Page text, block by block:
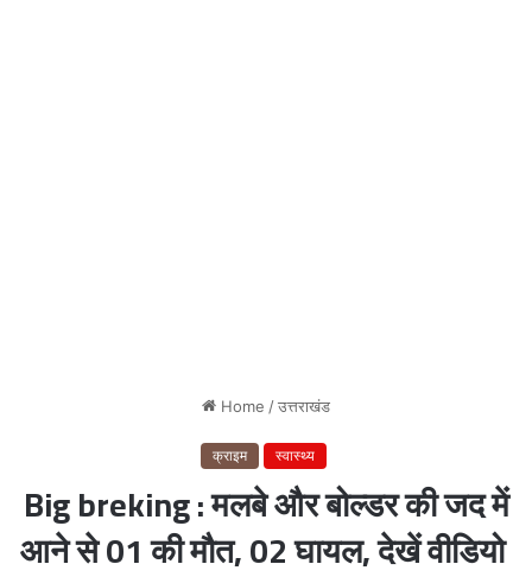
Home /उत्तराखंड
क्राइम स्वास्थ्य
Big breking : मलबे और बोल्डर की जद में
आने से 01 की मौत, 02 घायल, देखें वीडियो